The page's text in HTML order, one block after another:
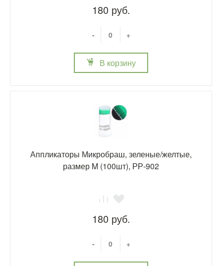
180 руб.
- +
В корзину
Аппликаторы Микробраш, зеленые/желтые,
размер M (100шт), РР-902
180 руб.
- +